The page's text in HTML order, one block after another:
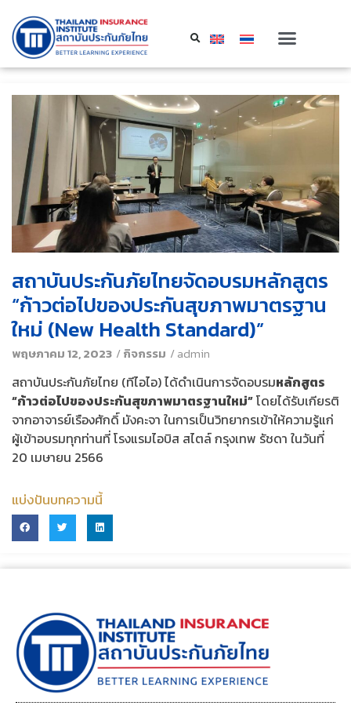
สถาบันประกันภัยไทยจัดอบรมหลักสูตร
“ก้าวต่อไปของประกันสุขภาพมาตรฐาน
ใหม่ (New Health Standard)”
พฤษภาคม 12, 2023 /กิจกรรม /admin
สถาบันประกันภัยไทย (ทีไอไอ) ได้ดำเนินการจัดอบรมหลักสูตร
“ก้าวต่อไปของประกันสุขภาพมาตรฐานใหม่”โดยได้รับเกียรติ
จากอาจารย์เรืองศักดิ์ มังคะจา ในการเป็นวิทยากรเข้าให้ความรู้แก่
ผู้เข้าอบรมทุกท่านที่ โรงแรมไอบิส สไตล์ กรุงเทพ รัชดา ในวันที่
20 เมษายน 2566
แบ่งปันบทความนี้